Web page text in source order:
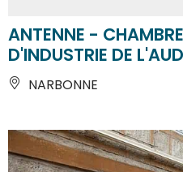
ANTENNE -
D'INDUSTRIE DE
NARBONNE